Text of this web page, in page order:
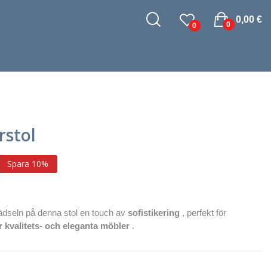
0
0,00 €
0
Spara 10%
på denna stol en touch av sofistikering , perfekt för
kvalitets- och eleganta möbler .